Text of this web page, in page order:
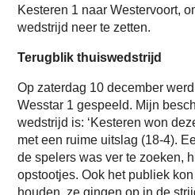
Kesteren 1 naar Westervoort,
wedstrijd neer te zetten.
Terugblik thuiswedstrijd
Op zaterdag 10 december
Wesstar 1 gespeeld. Mijn
wedstrijd is: ‘Kesteren won
met een ruime uitslag (18-4).
de spelers was ver te zoeken,
opstootjes. Ook het publiek
houden, ze gingen op in de